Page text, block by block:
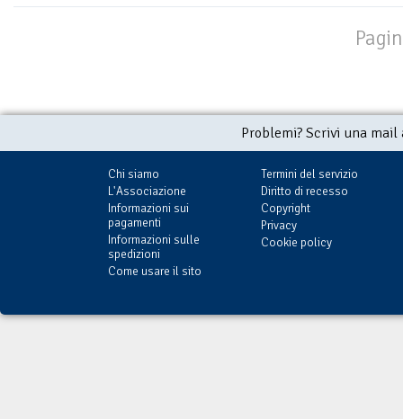
Problemi? Scrivi una
Chi siamo
L'Associazione
Informazioni sui
pagamenti
Informazioni sulle
spedizioni
Come usare il sito
Termini del servizio
Diritto di recesso
Copyright
Privacy
Cookie policy